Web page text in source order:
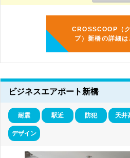
CROSSCOOP（
プ）新橋の詳細
ビジネスエアポート新橋
耐震 駅近 防犯 天井
デザイン